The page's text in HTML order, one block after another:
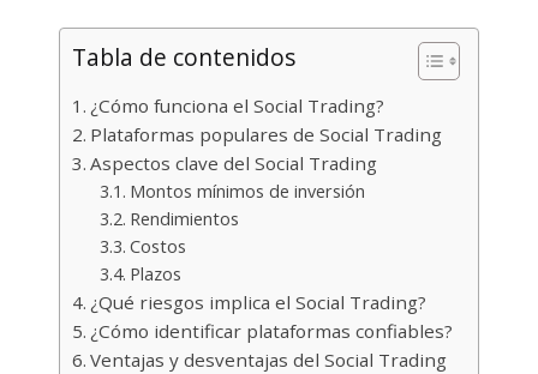
Tabla de contenidos
¿Cómo funciona el Social Trading?
Plataformas populares de Social Trading
Aspectos clave del Social Trading
Montos mínimos de inversión
Rendimientos
Costos
Plazos
¿Qué riesgos implica el Social Trading?
¿Cómo identificar plataformas confiables?
Ventajas y desventajas del Social Trading